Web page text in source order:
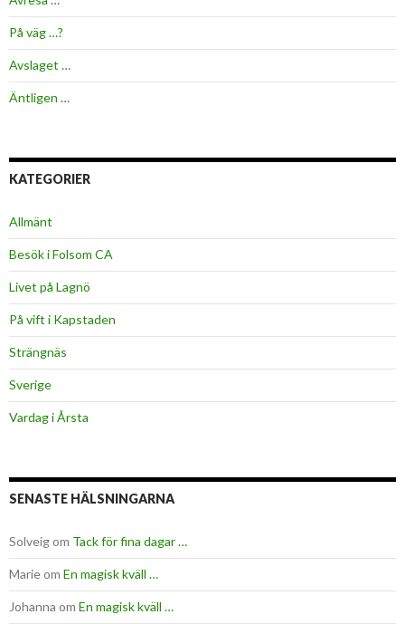
På väg …?
Avslaget …
Äntligen …
KATEGORIER
Allmänt
Besök i Folsom CA
Livet på Lagnö
På vift i Kapstaden
Strängnäs
Sverige
Vardag i Årsta
SENASTE HÄLSNINGARNA
Solveigom Tack för fina dagar …
Marieom En magisk kväll …
Johanna om En magisk kväll …